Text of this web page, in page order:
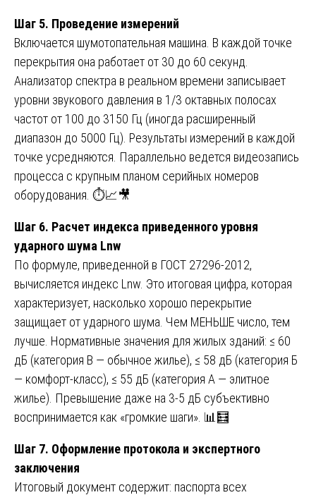
Шаг 5. Проведение измерений
Включается шумотопательная машина. В каждой точке
перекрытия она работает от 30 до 60 секунд.
Анализатор спектра в реальном времени записывает
уровни звукового давления в 1/3 октавных полосах
частот от 100 до 3150 Гц (иногда расширенный
диапазон до 5000 Гц). Результаты измерений в каждой
точке усредняются. Параллельно ведется видеозапись
процесса с крупным планом серийных номеров
оборудования. ⏱️📈🎥
Шаг 6. Расчет индекса приведенного уровня
ударного шума Lnw
По формуле, приведенной в ГОСТ 27296-2012,
вычисляется индекс Lnw. Это итоговая цифра, которая
характеризует, насколько хорошо перекрытие
защищает от ударного шума. Чем МЕНЬШЕ число, тем
лучше. Нормативные значения для жилых зданий: ≤ 60
дБ (категория В — обычное жилье), ≤ 58 дБ (категория Б
— комфорт-класс), ≤ 55 дБ (категория А — элитное
жилье). Превышение даже на 3-5 дБ субъективно
воспринимается как «громкие шаги». 📊🧮
Шаг 7. Оформление протокола и экспертного
заключения
Итоговый документ содержит: паспорта всех